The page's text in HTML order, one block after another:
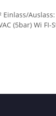
(5bar) Wi